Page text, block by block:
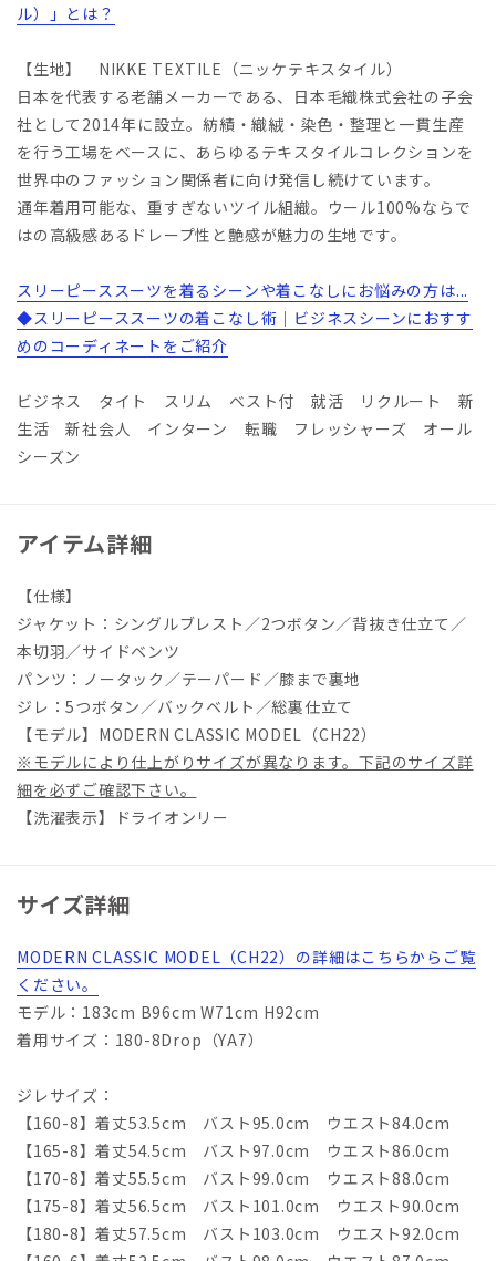
ル）」とは？
【生地】 NIKKE TEXTILE（ニッケテキスタイル）
日本を代表する老舗メーカーである、日本毛織株式会社の子会
社として2014年に設立。紡績・織絨・染色・整理と一貫生産
を行う工場をベースに、あらゆるテキスタイルコレクションを
世界中のファッション関係者に向け発信し続けています。
通年着用可能な、重すぎないツイル組織。ウール100%ならで
はの高級感あるドレープ性と艶感が魅力の生地です。
スリーピーススーツを着るシーンや着こなしにお悩みの方は...
◆スリーピーススーツの着こなし術｜ビジネスシーンにおすす
めのコーディネートをご紹介
ビジネス タイト スリム ベスト付 就活 リクルート 新
生活 新社会人 インターン 転職 フレッシャーズ オール
シーズン
アイテム詳細
【仕様】
ジャケット：シングルブレスト／2つボタン／背抜き仕立て／
本切羽／サイドベンツ
パンツ：ノータック／テーパード／膝まで裏地
ジレ：5つボタン／バックベルト／総裏仕立て
【モデル】MODERN CLASSIC MODEL（CH22）
※モデルにより仕上がりサイズが異なります。下記のサイズ詳
細を必ずご確認下さい。
【洗濯表示】ドライオンリー
サイズ詳細
MODERN CLASSIC MODEL（CH22）の詳細はこちらからご覧
ください。
モデル：183cm B96cm W71cm H92cm
着用サイズ：180-8Drop（YA7）
ジレサイズ：
【160-8】着丈53.5cm バスト95.0cm ウエスト84.0cm
【165-8】着丈54.5cm バスト97.0cm ウエスト86.0cm
【170-8】着丈55.5cm バスト99.0cm ウエスト88.0cm
【175-8】着丈56.5cm バスト101.0cm ウエスト90.0cm
【180-8】着丈57.5cm バスト103.0cm ウエスト92.0cm